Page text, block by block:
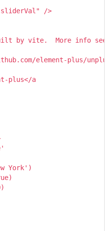
/>
by vite.  More info see
element-plus/
plus</a
York')